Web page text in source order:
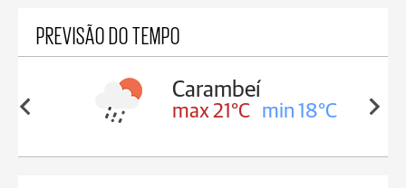
PREVISÃO DO TEMPO
18°C
Carambeí
max 21°C min 18°C